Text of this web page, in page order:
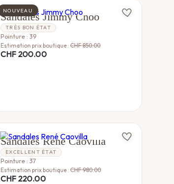
NOUVEAU
JIMMY CHOO
Sandales Jimmy Choo
TRÈS BON ÉTAT
Pointure : 39
Estimation prix boutique :CHF850.00
CHF200.00
RENE CAOVILLA
Sandales René Caovilla
EXCELLENT ÉTAT
Pointure : 37
Estimation prix boutique :CHF980.00
CHF220.00